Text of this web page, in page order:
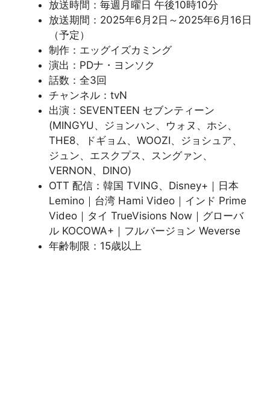
放送時間：毎週月曜日 午後10時10分
放送期間：2025年6月2日～2025年6月16日
（予定）
制作：エッグイズカミング
演出：PDナ・ヨンソク
話数：全3回
チャンネル：tvN
出演：SEVENTEEN セブンティーン
(MINGYU、ジョンハン、ウォヌ、ホシ、
THE8、ドギョム、WOOZI、ジョシュア、
ジュン、エスクプス、スングァン、
VERNON、DINO)
OTT 配信：韓国 TVING、Disney+｜日本
Lemino｜台湾 Hami Video｜インド Prime
Video｜タイ TrueVisions Now｜グローバ
ル KOCOWA+｜フルバージョン Weverse
年齢制限：15歳以上